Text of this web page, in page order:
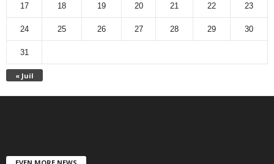
« Juil
17 18 19 20 21 22 23
24 25 26 27 28 29 30
31